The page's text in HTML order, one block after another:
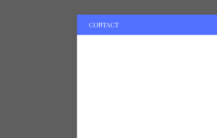
CONTACT